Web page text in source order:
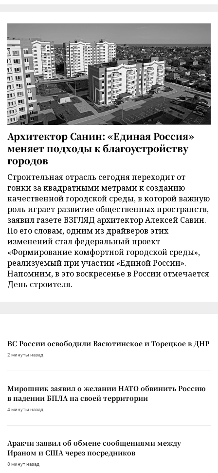
Архитектор Санин: «Единая Россия»
меняет подходы к благоустройству
городов
Строительная отрасль сегодня переходит от
гонки за квадратными метрами к созданию
качественной городской среды, в которой важную
роль играет развитие общественных пространств,
заявил газете ВЗГЛЯД архитектор Алексей Савин.
По его словам, одним из драйверов этих
изменений стал федеральный проект
«Формирование комфортной городской среды»,
реализуемый при участии «Единой России».
Напомним, в это воскресенье в России отмечается
День строителя.
ВС России освободили Васютинское и Торецкое в ДНР
2 минуты назад
Мирошник заявил о желании НАТО обвинить Россию
в падении БПЛА на своей территории
4 минуты назад
Аракчи заявил об обмене сообщениями между
Ираном и США через посредников
8 минут назад